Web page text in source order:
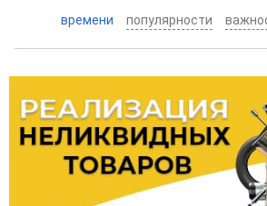
времени популярности